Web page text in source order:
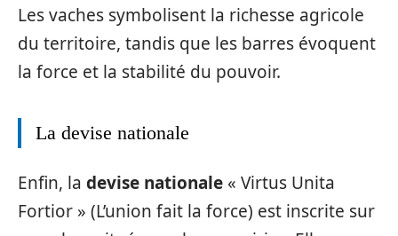
Les vaches symbolisent la richesse agricole
du territoire, tandis que les barres évoquent
la force et la stabilité du pouvoir.
La devise nationale
Enfin, la devise nationale « Virtus Unita
Fortior » (L’union fait la force) est inscrite sur